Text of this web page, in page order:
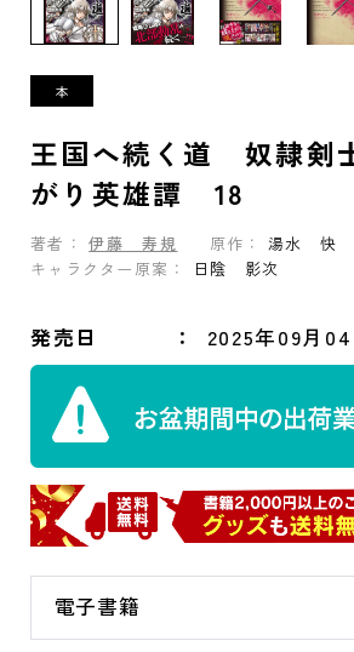
王国へ続く道 奴隷剣
がり英雄譚 18
著者： 伊藤 寿規 原作：
湯水 快
キャラクター原案：
日陰 影次
発売日 2025年09月04
電子書籍